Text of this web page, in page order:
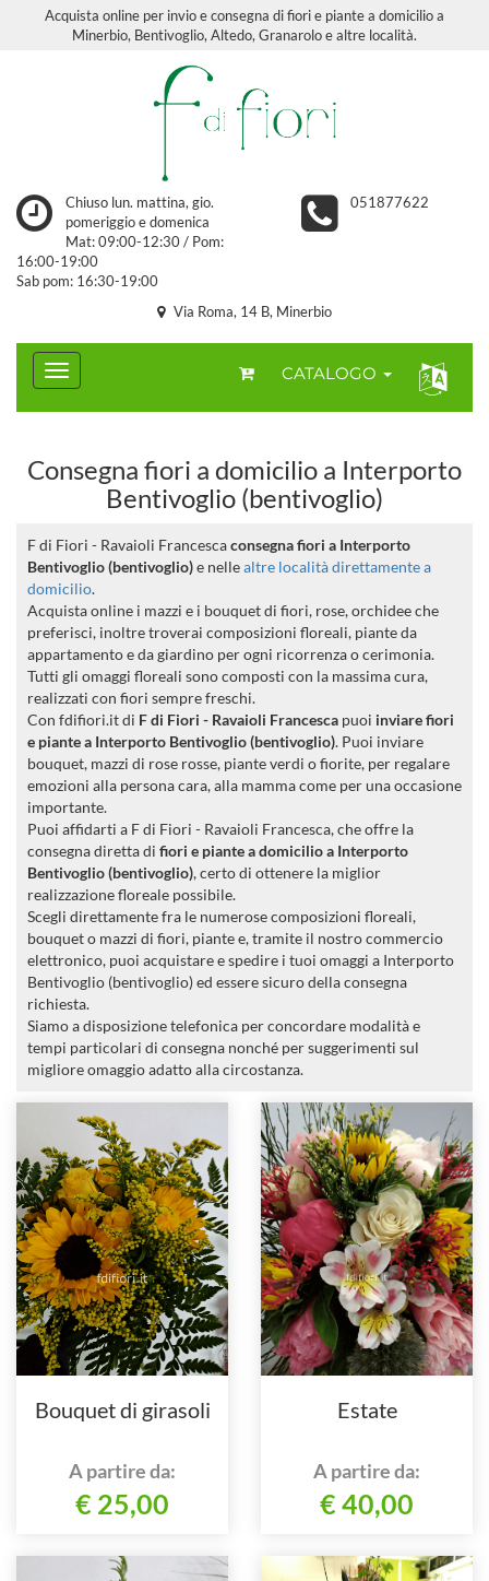
Acquista online per invio e consegna di fiori e piante a domicilio a
Minerbio, Bentivoglio, Altedo, Granarolo e altre località.
Chiuso lun. mattina, gio.
pomeriggio e domenica
Mat: 09:00-12:30 / Pom:
16:00-19:00
Sab pom: 16:30-19:00
051877622
Via Roma, 14 B, Minerbio
CATALOGO
Consegna fiori a domicilio a Interporto
Bentivoglio (bentivoglio)
F di Fiori - Ravaioli Francescaconsegna fiori a Interporto
Bentivoglio (bentivoglio)e nellealtre località direttamente a
domicilio.
Acquista online i mazzi e i bouquet di fiori, rose, orchidee che
preferisci, inoltre troverai composizioni floreali, piante da
appartamento e da giardino per ogni ricorrenza o cerimonia.
Tutti gli omaggi floreali sono composti con la massima cura,
realizzati con fiori sempre freschi.
Con fdifiori.it di F di Fiori - Ravaioli Francesca puoi inviare fiori
e piante a Interporto Bentivoglio (bentivoglio). Puoi inviare
bouquet, mazzi di rose rosse, piante verdi o fiorite, per regalare
emozioni alla persona cara, alla mamma come per una occasione
importante.
Puoi affidarti a F di Fiori - Ravaioli Francesca, che offre la
consegna diretta di fiori e piante a domicilio a Interporto
Bentivoglio (bentivoglio), certo di ottenere la miglior
realizzazione floreale possibile.
Scegli direttamente fra le numerose composizioni floreali,
bouquet o mazzi di fiori, piante e, tramite il nostro commercio
elettronico, puoi acquistare e spedire i tuoi omaggi a Interporto
Bentivoglio (bentivoglio) ed essere sicuro della consegna
richiesta.
Siamo a disposizione telefonica per concordare modalità e
tempi particolari di consegna nonché per suggerimenti sul
migliore omaggio adatto alla circostanza.
Bouquet di girasoli
A partire da:
€ 25,00
Estate
A partire da:
€ 40,00